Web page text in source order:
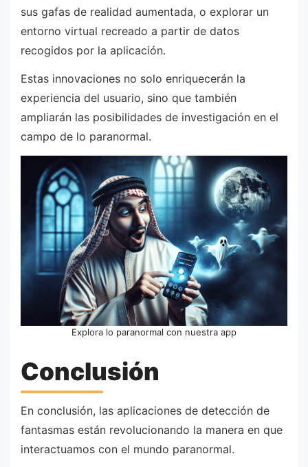
sus gafas de realidad aumentada, o explorar un
entorno virtual recreado a partir de datos
recogidos por la aplicación.
Estas innovaciones no solo enriquecerán la
experiencia del usuario, sino que también
ampliarán las posibilidades de investigación en el
campo de lo paranormal.
Explora lo paranormal con nuestra app
Conclusión
En conclusión, las aplicaciones de detección de
fantasmas están revolucionando la manera en que
interactuamos con el mundo paranormal.